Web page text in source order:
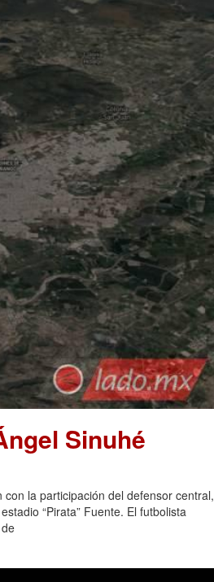
Sinuhé
la participación del defensor central,
“Pirata” Fuente. El futbolista